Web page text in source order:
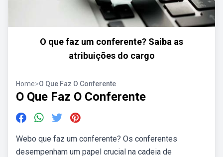
O que faz um conferente? Saiba as
atribuições do cargo
Home>O Que Faz O Conferente
O Que Faz O Conferente
Webo que faz um conferente? Os conferentes
desempenham um papel crucial na cadeia de